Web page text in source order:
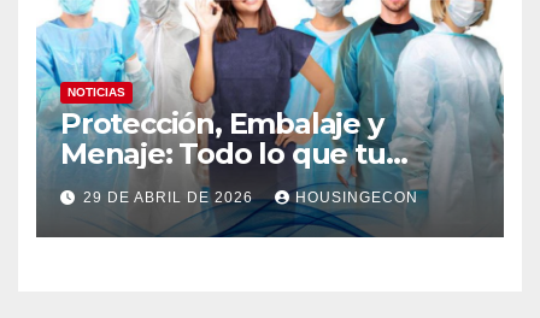
NOTICIAS
Protección, Embalaje y
Menaje: Todo lo que tu
negocio necesita en un solo
lugar
29 DE ABRIL DE 2026 HOUSINGECON